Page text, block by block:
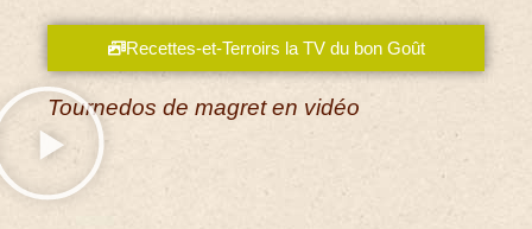
Recettes-et-Terroirs la TV du bon Goût
Tournedos de magret en vidéo